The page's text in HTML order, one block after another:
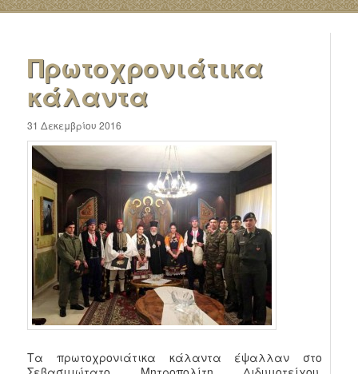
Πρωτοχρονιάτικα
κάλαντα
31 Δεκεμβρίου 2016
Τα πρωτοχρονιάτικα κάλαντα έψαλλαν στο